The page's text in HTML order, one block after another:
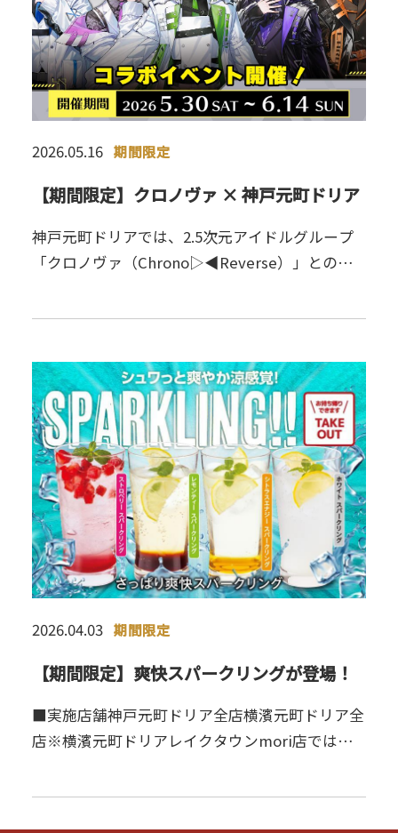
2026.05.16 期間限定
【期間限定】クロノヴァ × 神戸元町ドリア
神戸元町ドリアでは、2.5次元アイドルグループ
「クロノヴァ（Chrono▷◀Reverse）」との期
店舗限定で、ドリア・スイーツ・ドリンクの全5
2026.04.03 期間限定
【期間限定】爽快スパークリングが登場！
■実施店舗神戸元町ドリア全店横濱元町ドリア全
店※横濱元町ドリアレイクタウンmori店では未
クリング・レモンティースパークリング・シトラ